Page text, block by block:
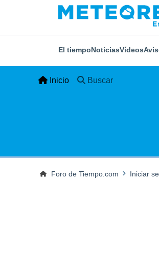
El tiempoNoticiasVídeos
Inicio Buscar
Foro de Tiempo.com Iniciar